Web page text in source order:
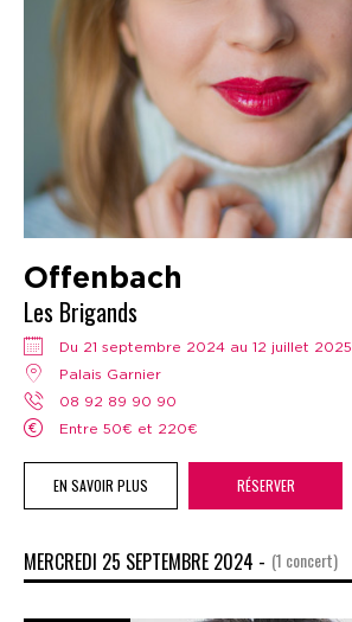
Offenbach
Les Brigands
Du 21 septembre 2024 au 12 juillet 2025
Palais Garnier
08 92 89 90 90
Entre 50€ et 220€
EN SAVOIR PLUS RÉSERVER
MERCREDI 25 SEPTEMBRE 2024 - (1 concert)